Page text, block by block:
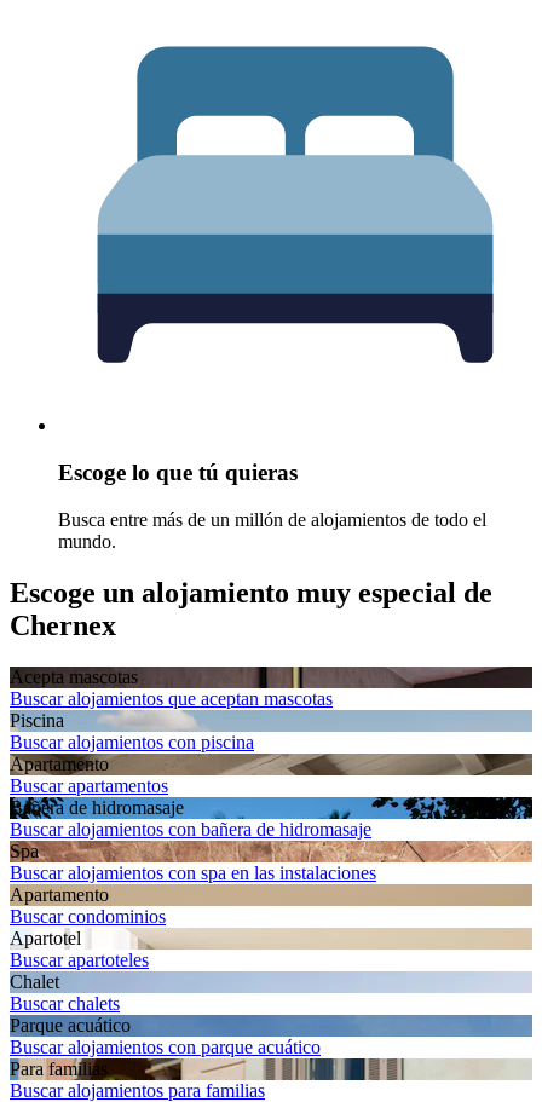
Escoge lo que tú quieras
Busca entre más de un millón de alojamientos de todo el
mundo.
Escoge un alojamiento muy especial de
Chernex
Acepta mascotas
Buscar alojamientos que aceptan mascotas
Piscina
Buscar alojamientos con piscina
Apartamento
Buscar apartamentos
Bañera de hidromasaje
Buscar alojamientos con bañera de hidromasaje
Spa
Buscar alojamientos con spa en las instalaciones
Apartamento
Buscar condominios
Apartotel
Buscar apartoteles
Chalet
Buscar chalets
Parque acuático
Buscar alojamientos con parque acuático
Para familias
Buscar alojamientos para familias